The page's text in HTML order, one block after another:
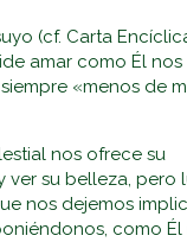
(cf. Carta
amar como Él nos
«menos de
nos ofrece su
ver su belleza, pero
nos dejemos
como Él